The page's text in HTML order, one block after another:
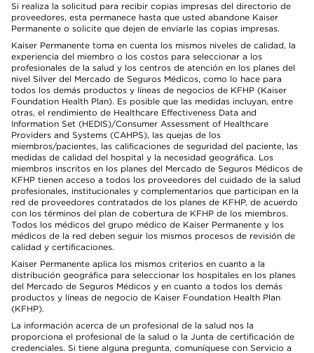
Si realiza la solicitud para recibir copias impresas del directorio de
proveedores, esta permanece hasta que usted abandone Kaiser
Permanente o solicite que dejen de enviarle las copias impresas.
Kaiser Permanente toma en cuenta los mismos niveles de calidad, la
experiencia del miembro o los costos para seleccionar a los
profesionales de la salud y los centros de atención en los planes del
nivel Silver del Mercado de Seguros Médicos, como lo hace para
todos los demás productos y líneas de negocios de KFHP (Kaiser
Foundation Health Plan). Es posible que las medidas incluyan, entre
otras, el rendimiento de Healthcare Effectiveness Data and
Information Set (HEDIS)/Consumer Assessment of Healthcare
Providers and Systems (CAHPS), las quejas de los
miembros/pacientes, las calificaciones de seguridad del paciente, las
medidas de calidad del hospital y la necesidad geográfica. Los
miembros inscritos en los planes del Mercado de Seguros Médicos de
KFHP tienen acceso a todos los proveedores del cuidado de la salud
profesionales, institucionales y complementarios que participan en la
red de proveedores contratados de los planes de KFHP, de acuerdo
con los términos del plan de cobertura de KFHP de los miembros.
Todos los médicos del grupo médico de Kaiser Permanente y los
médicos de la red deben seguir los mismos procesos de revisión de
calidad y certificaciones.
Kaiser Permanente aplica los mismos criterios en cuanto a la
distribución geográfica para seleccionar los hospitales en los planes
del Mercado de Seguros Médicos y en cuanto a todos los demás
productos y líneas de negocio de Kaiser Foundation Health Plan
(KFHP).
La información acerca de un profesional de la salud nos la
proporciona el profesional de la salud o la Junta de certificación de
credenciales. Si tiene alguna pregunta, comuníquese con Servicio a